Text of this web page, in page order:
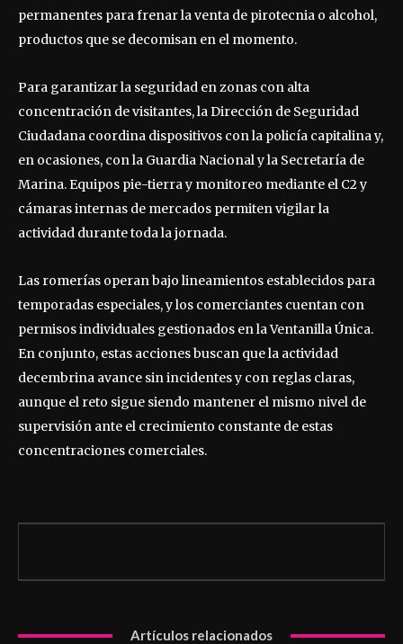
permanentes para frenar la venta de pirotecnia o alcohol,
productos que se decomisan en el momento.
Para garantizar la seguridad en zonas con alta
concentración de visitantes, la Dirección de Seguridad
Ciudadana coordina dispositivos con la policía capitalina y,
en ocasiones, con la Guardia Nacional y la Secretaría de
Marina. Equipos pie-tierra y monitoreo mediante el C2 y
cámaras internas de mercados permiten vigilar la
actividad durante toda la jornada.
Las romerías operan bajo lineamientos establecidos para
temporadas especiales, y los comerciantes cuentan con
permisos individuales gestionados en la Ventanilla Única.
En conjunto, estas acciones buscan que la actividad
decembrina avance sin incidentes y con reglas claras,
aunque el reto sigue siendo mantener el mismo nivel de
supervisión ante el crecimiento constante de estas
concentraciones comerciales.
Artículos relacionados